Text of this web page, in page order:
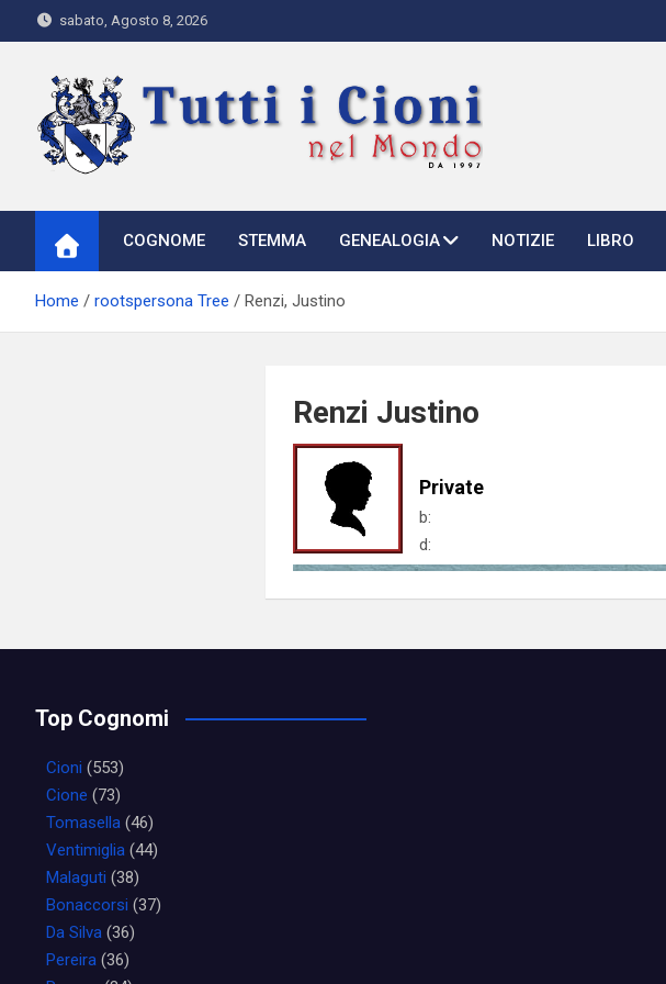
to
sabato, Agosto 8, 2026
Tutti i Cioni nel Mondo
COGNOME STEMMA GENEALOGIA NOTIZIE LIBRO
Home rootspersona Tree Renzi, Justino
Renzi Justino
Private
b:
d:
Top Cognomi
Cioni (553)
Cione (73)
Tomasella (46)
Ventimiglia (44)
Malaguti (38)
Bonaccorsi (37)
Da Silva (36)
Pereira (36)